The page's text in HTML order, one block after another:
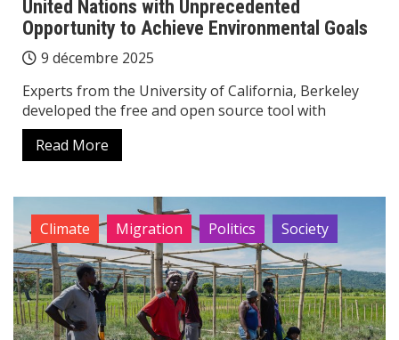
United Nations with Unprecedented
Opportunity to Achieve Environmental Goals
9 décembre 2025
Experts from the University of California, Berkeley
developed the free and open source tool with
Read More
Climate Migration Politics Society